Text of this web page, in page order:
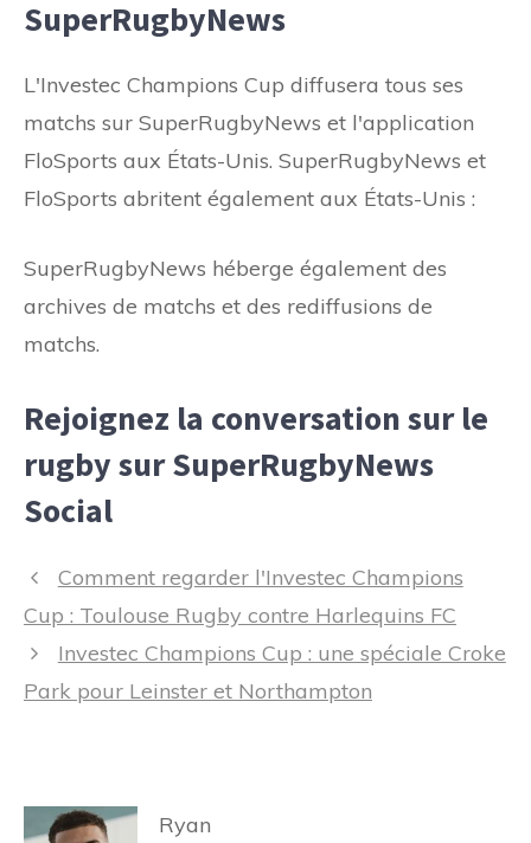
SuperRugbyNews
L'Investec Champions Cup diffusera tous ses
matchs sur SuperRugbyNews et l'application
FloSports aux États-Unis. SuperRugbyNews et
FloSports abritent également aux États-Unis :
SuperRugbyNews héberge également des
archives de matchs et des rediffusions de
matchs.
Rejoignez la conversation sur le
rugby sur SuperRugbyNews
Social
Navigation
des
Comment regarder l'Investec Champions
Cup : Toulouse Rugby contre Harlequins FC
Investec Champions Cup : une spéciale Croke
Park pour Leinster et Northampton
Ryan